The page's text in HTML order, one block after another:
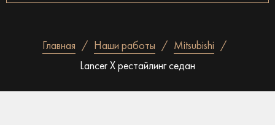
Главная Наши работы
Mitsubishi
Lancer X рестайлинг седан